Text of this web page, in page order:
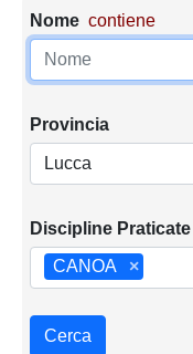
Nome contiene
Provincia
Lucca
Discipline Praticate
×
CANOA
Cerca